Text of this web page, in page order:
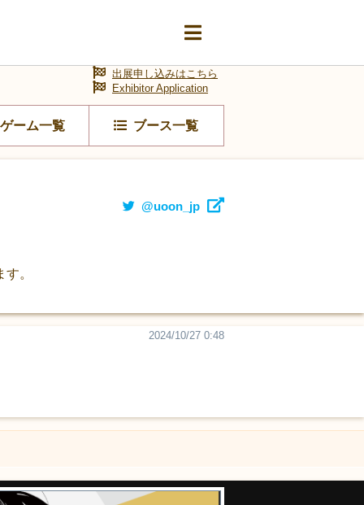
ゲーム一覧 ブース一覧
出展申し込みはこちら
Exhibitor Application
@uoon_jp
。
2024/10/27 0:48